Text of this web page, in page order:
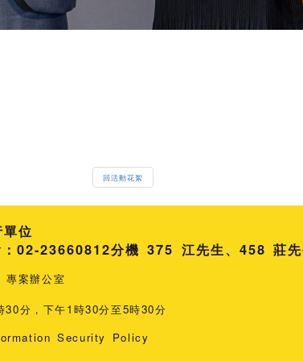
回活動花絮
位
：02-23660812分機 375 江先生 458 莊
專案辦公室
分，下午1時30分至5時30分
Security Policy